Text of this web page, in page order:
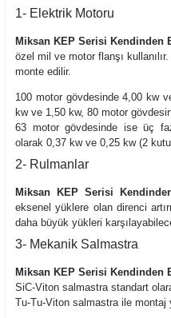
1- Elektrik Motoru
Miksan KEP Serisi Kendinden
özel mil ve motor flanşı
monte edilir.
100 motor gövdesinde 4,00 kw
kw ve 1,50 kw, 80 motor
63 motor gövdesinde ise üç
olarak 0,37 kw ve 0,25 kw (2
2- Rulmanlar
Miksan KEP Serisi
eksenel yüklere olan direnci
daha büyük yükleri
3- Mekanik Salmastra
Miksan KEP Serisi Kendinden
SiC-Viton salmastra standart
Tu-Tu-Viton salmastra ile montaj